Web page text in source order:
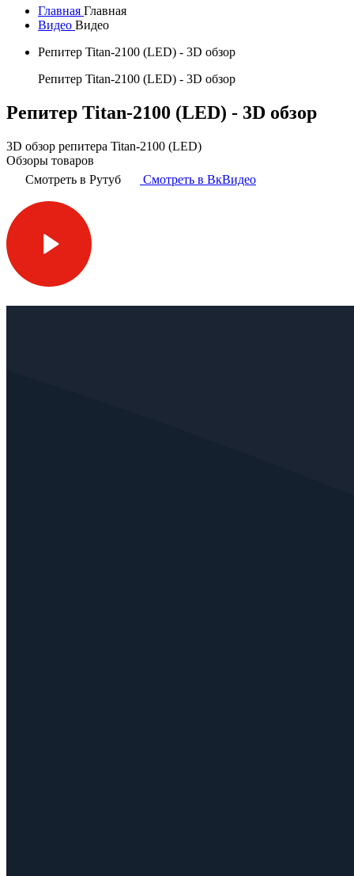
Главная Главная
Видео Видео
Репитер Titan-2100 (LED) - 3D обзор
Репитер Titan-2100 (LED) - 3D обзор
Репитер Titan-2100 (LED) - 3D обзор
3D обзор репитера Titan-2100 (LED)
Обзоры товаров
Смотреть в Рутуб
Смотреть в ВкВидео